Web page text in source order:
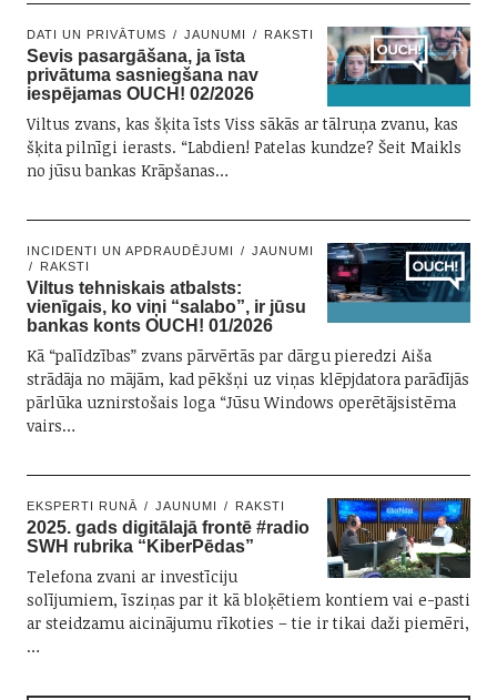
DATI UN PRIVĀTUMS JAUNUMI RAKSTI
Sevis pasargāšana, ja īsta
privātuma sasniegšana nav
iespējamas OUCH! 02/2026
Viltus zvans, kas šķita īsts Viss sākās ar tālruņa zvanu, kas
šķita pilnīgi ierasts. “Labdien! Patelas kundze? Šeit Maikls
no jūsu bankas Krāpšanas…
INCIDENTI UN APDRAUDĒJUMI
JAUNUMI
RAKSTI
Viltus tehniskais atbalsts:
vienīgais, ko viņi “salabo”, ir jūsu
bankas konts OUCH! 01/2026
Kā “palīdzības” zvans pārvērtās par dārgu pieredzi Aiša
strādāja no mājām, kad pēkšņi uz viņas klēpjdatora parādījās
pārlūka uznirstošais loga “Jūsu Windows operētājsistēma
vairs…
EKSPERTI RUNĀ JAUNUMI RAKSTI
2025. gads digitālajā frontē #radio
SWH rubrika “KiberPēdas”
Telefona zvani ar investīciju
solījumiem, īsziņas par it kā bloķētiem kontiem vai e-pasti
ar steidzamu aicinājumu rīkoties – tie ir tikai daži piemēri,
…